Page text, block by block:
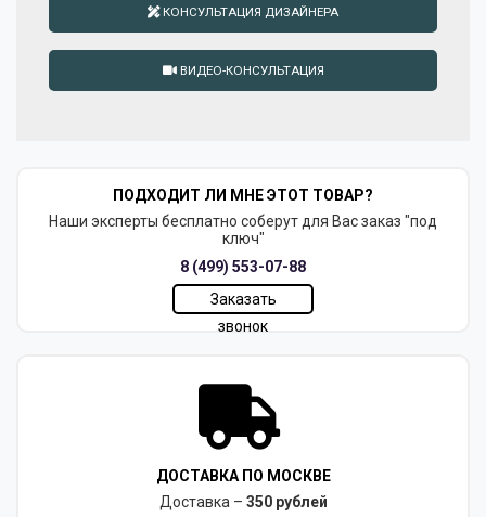
КОНСУЛЬТАЦИЯ ДИЗАЙНЕРА
ВИДЕО-КОНСУЛЬТАЦИЯ
ПОДХОДИТ ЛИ МНЕ ЭТОТ ТОВАР?
Наши эксперты бесплатно соберут для Вас заказ "под
ключ"
8 (499) 553-07-88
Заказать
звонок
ДОСТАВКА ПО МОСКВЕ
Доставка – 350 рублей